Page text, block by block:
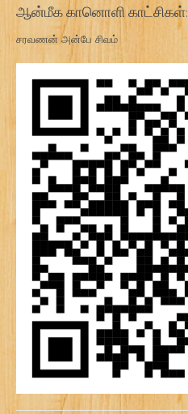
ஆன்மீக கானொளி காட்சிகள்:
சரவணன் அன்பே சிவம்